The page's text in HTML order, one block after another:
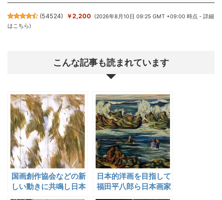
(54524) ￥2,200 (2026年8月10日 09:25 GMT +09:00 時点 -詳細
はこちら)
こんな記事も読まれています
国画創作協会などの新
しい動きに共鳴し日本
日本的洋画を目指して
福田平八郎ら日本画家